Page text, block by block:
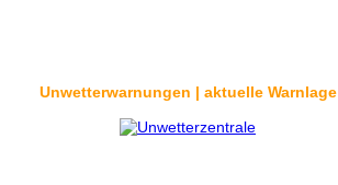
Unwetterwarnungen | aktuelle Warnlage